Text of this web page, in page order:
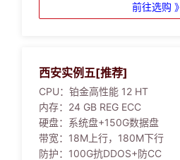
前往选购 》
西安实例五[推荐]
CPU： 铂金高性能 12 HT
内存： 24 GB REG ECC
硬盘： 系统盘+150G数据盘
带宽： 18M上行，180M下行
防护： 100G抗DDOS+防CC